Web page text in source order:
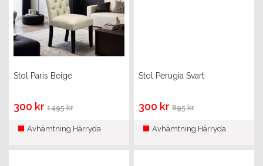
Stol Paris Beige
300 kr1495 kr
Avhämtning Härryda
Stol Perugia Svart
300 kr895 kr
Avhämtning Härryda